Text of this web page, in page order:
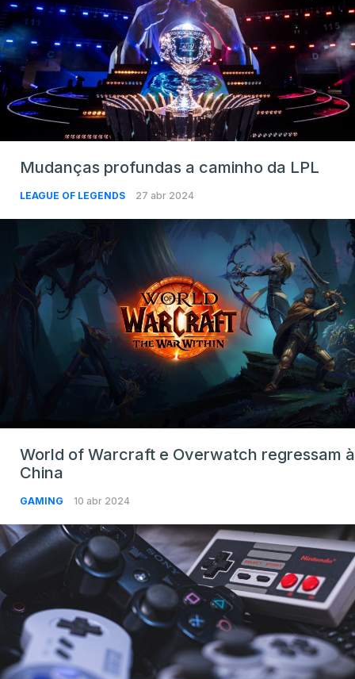
Mudanças profundas a caminho da LPL
LEAGUE OF LEGENDS 27 abr 2024
World of Warcraft e Overwatch regressam à
China
GAMING 10 abr 2024